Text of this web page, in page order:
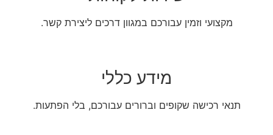
מקצועי וזמין עבורכם במגוון דרכים ליצירת קשר.
מידע כללי
תנאי רכישה שקופים וברורים עבורכם, בלי הפתעות.